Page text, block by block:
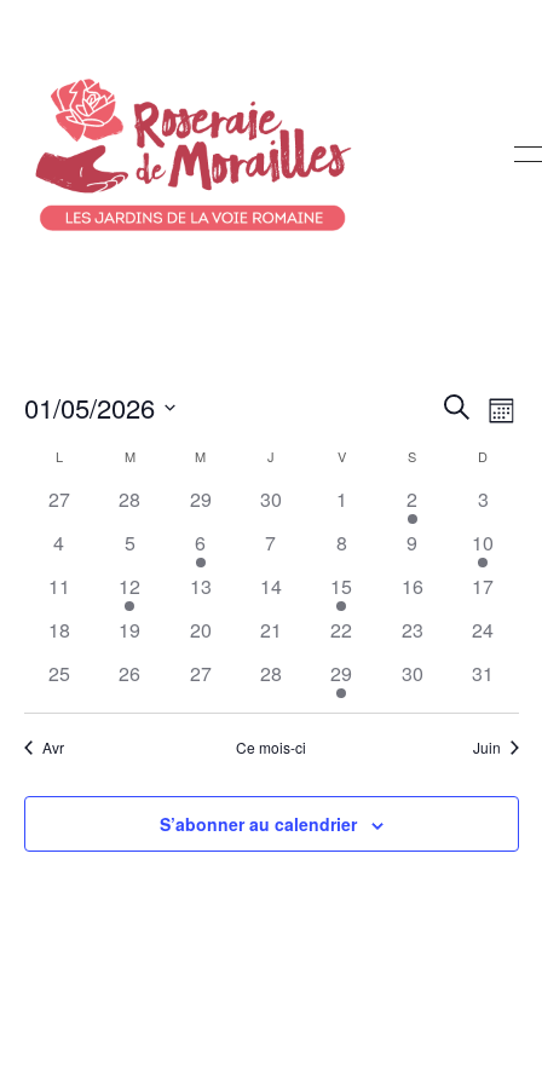
vues
Recherche
Mois
01/05/2026
date.
Calendrier
de
Évènements
L MMARDI M MERCREDI
J VVENDREDIS D
27 28 29 30 1 2
3
4
5 6 7 8 9
10
11
12 13 14 15 16
17
18
19 20 21 22 23
24
25
26 27 28 29 30 31
Avr Ce mois-ci Juin
S’abonner au calendrier